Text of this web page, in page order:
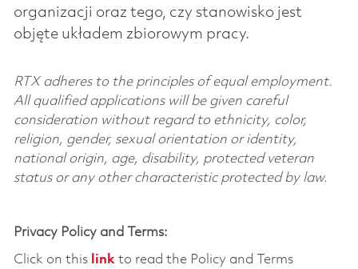
organizacji oraz tego, czy stanowisko jest
objęte układem zbiorowym pracy.
RTX adheres to the principles of equal employment.
All qualified applications will be given careful
consideration without regard to ethnicity, color,
religion, gender, sexual orientation or identity,
national origin, age, disability, protected veteran
status or any other characteristic protected by law.
Privacy Policy and Terms:
Click on this linkto read the Policy and Terms